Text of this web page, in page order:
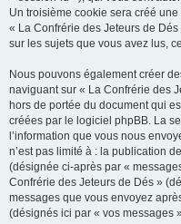
Un troisième cookie sera créé
« La Confrérie des Jeteurs de
sur les sujets que vous avez lus,
Nous pouvons également créer
naviguant sur « La Confrérie des
hors de portée du document qui
créées par le logiciel phpBB. La
l’information que vous nous
n’est pas limité à : la publication
(désignée ci-après par «
Confrérie des Jeteurs de Dés »
messages que vous envoyez
(désignés ici par « vos messages